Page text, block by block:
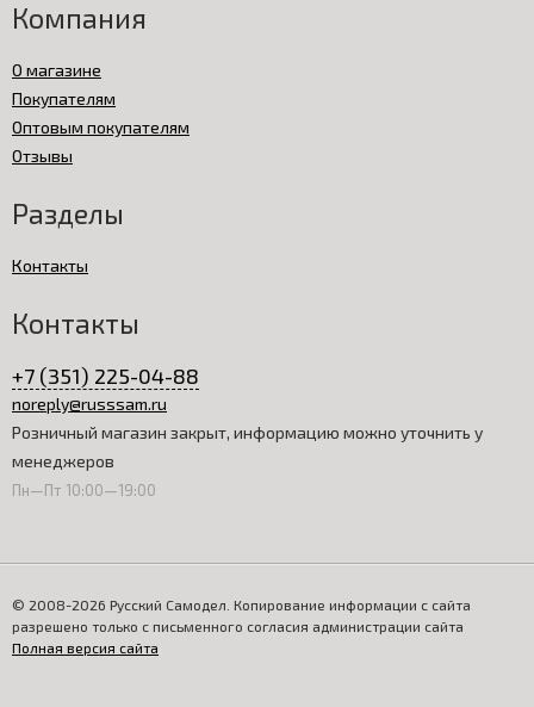
Компания
О магазине
Покупателям
Оптовым покупателям
Отзывы
Разделы
Контакты
Контакты
+7 (351) 225-04-88
noreply@russsam.ru
Розничный магазин закрыт, информацию можно уточнить у
менеджеров
Пн—Пт 10:00—19:00
© 2008-2026 Русский Самодел. Копирование информации с сайта
разрешено только с письменного согласия администрации сайта
Полная версия сайта